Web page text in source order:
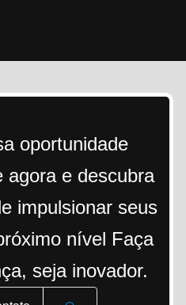
oportunidade
agora e descubra
impulsionar seus
nível Faça
seja inovador.